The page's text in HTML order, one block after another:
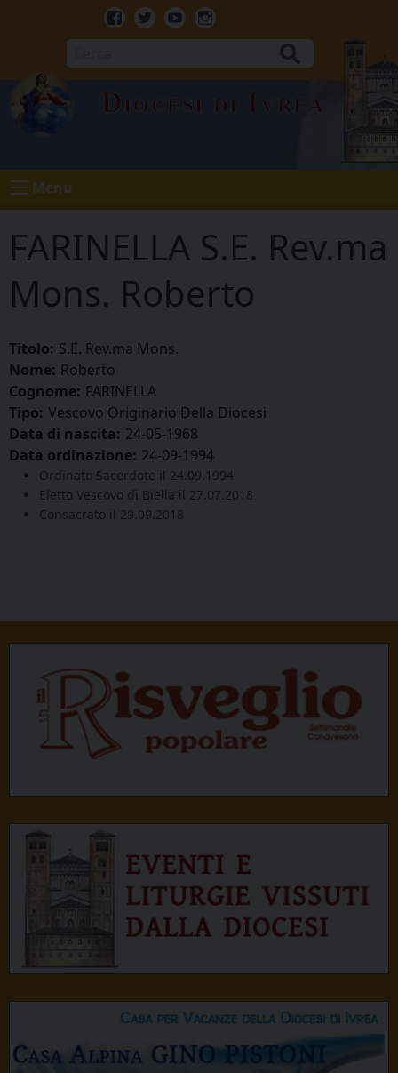
Facebook
TwitterYoutubeInstagram
Diocesi di Ivrea
Menu
FARINELLA S.E. Rev.ma
Mons. Roberto
Titolo: S.E. Rev.ma Mons.
Nome: Roberto
Cognome: FARINELLA
Tipo: Vescovo Originario Della Diocesi
Data di nascita: 24-05-1968
Data ordinazione: 24-09-1994
Ordinato Sacerdote il 24.09.1994
Eletto Vescovo di Biella il 27.07.2018
Consacrato il 29.09.2018